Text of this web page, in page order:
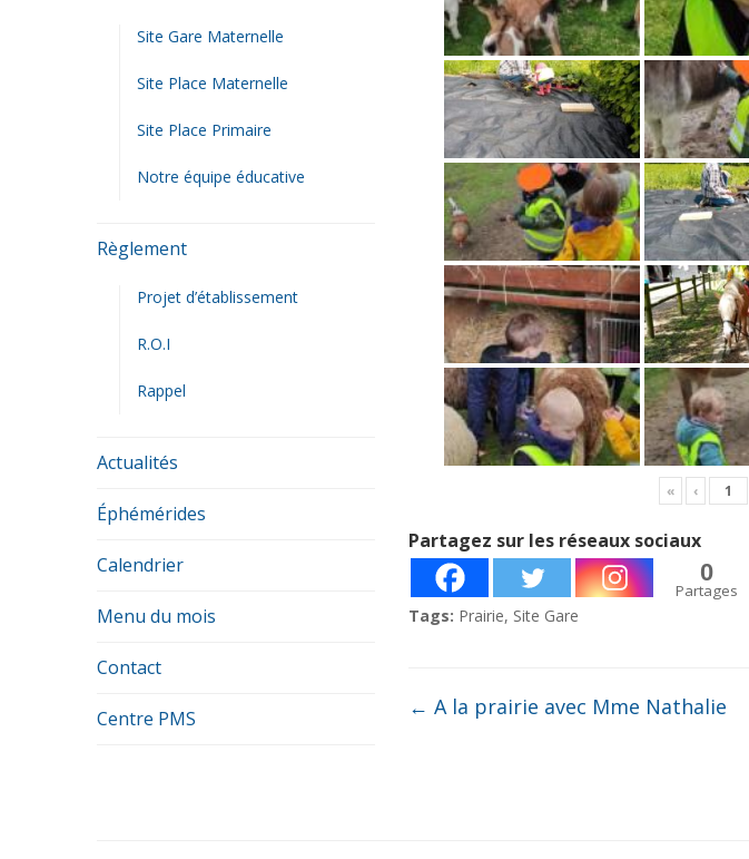
Site Gare Maternelle
Site Place Maternelle
Site Place Primaire
Notre équipe éducative
Règlement
Projet d’établissement
R.O.I
Rappel
Actualités
Éphémérides
Calendrier
Menu du mois
Contact
Centre PMS
« ‹
Partagez sur les réseaux sociaux
0
Partages
Tags: Prairie, Site Gare
← A la prairie avec Mme Nathalie